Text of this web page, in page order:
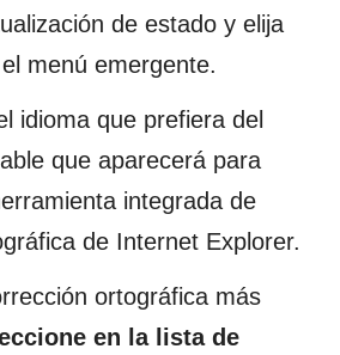
de estado y elija
menú emergente.
idioma que prefiera del
que aparecerá para
integrada de
de Internet Explorer.
ortográfica más
en la lista de